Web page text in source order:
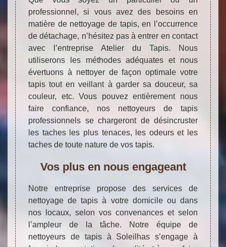
professionnel, si vous avez des besoins en
matière de nettoyage de tapis, en l’occurrence
de détachage, n’hésitez pas à entrer en contact
avec l’entreprise Atelier du Tapis. Nous
utiliserons les méthodes adéquates et nous
évertuons à nettoyer de façon optimale votre
tapis tout en veillant à garder sa douceur, sa
couleur, etc. Vous pouvez entièrement nous
faire confiance, nos nettoyeurs de tapis
professionnels se chargeront de désincruster
les taches les plus tenaces, les odeurs et les
taches de toute nature de vos tapis.
Vos plus en nous engageant
Notre entreprise propose des services de
nettoyage de tapis à votre domicile ou dans
nos locaux, selon vos convenances et selon
l’ampleur de la tâche. Notre équipe de
nettoyeurs de tapis à Soleilhas s’engage à